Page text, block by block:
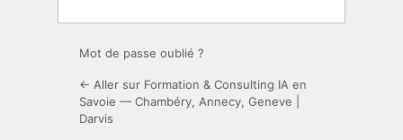
Mot de passe oublié ?
← Aller sur Formation & Consulting IA en
Savoie — Chambéry, Annecy, Geneve |
Darvis